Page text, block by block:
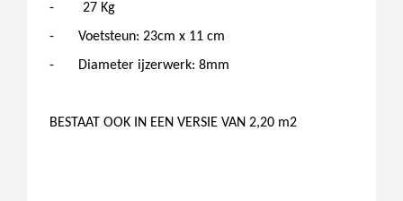
- 27 Kg
-
Voetsteun: 23cm x 11 cm
-
Diameter ijzerwerk: 8mm
BESTAAT OOK IN EEN VERSIE VAN 2,20 m2